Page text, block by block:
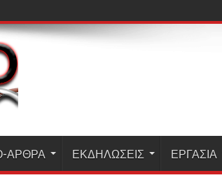
ΆΡΘΡΑ ΕΚΔΗΛΏΣΕΙΣ ΕΡΓΑΣΊΑ